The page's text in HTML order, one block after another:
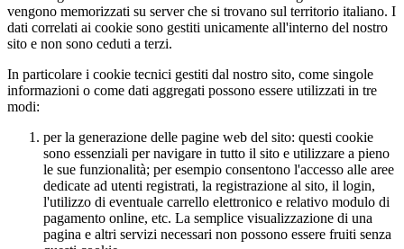
vengono memorizzati su server che si trovano sul territorio italiano. I
dati correlati ai cookie sono gestiti unicamente all'interno del nostro
sito e non sono ceduti a terzi.
In particolare i cookie tecnici gestiti dal nostro sito, come singole
informazioni o come dati aggregati possono essere utilizzati in tre
modi:
per la generazione delle pagine web del sito: questi cookie
sono essenziali per navigare in tutto il sito e utilizzare a pieno
le sue funzionalità; per esempio consentono l'accesso alle aree
dedicate ad utenti registrati, la registrazione al sito, il login,
l'utilizzo di eventuale carrello elettronico e relativo modulo di
pagamento online, etc. La semplice visualizzazione di una
pagina e altri servizi necessari non possono essere fruiti senza